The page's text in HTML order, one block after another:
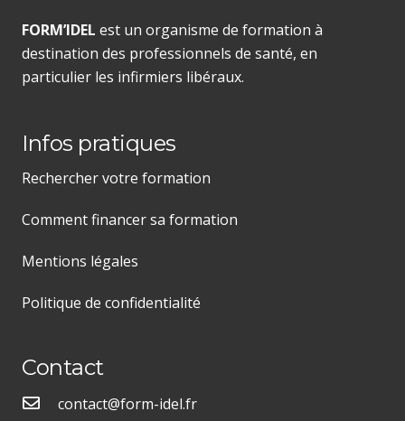
FORM’IDEL est un organisme de formation à
destination des professionnels de santé, en
particulier les infirmiers libéraux.
Infos pratiques
Rechercher votre formation
Comment financer sa formation
Mentions légales
Politique de confidentialité
Contact
contact@form-idel.fr